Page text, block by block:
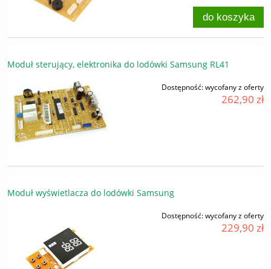
do koszyka
Moduł sterujący, elektronika do lodówki Samsung RL41
Dostępność:wycofany z oferty
262,90 zł
Moduł wyświetlacza do lodówki Samsung
Dostępność:wycofany z oferty
229,90 zł